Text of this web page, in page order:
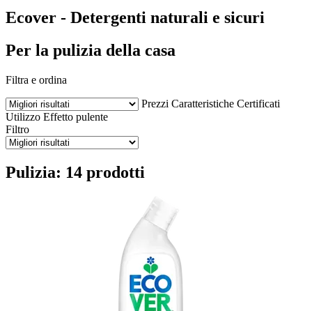
Ecover - Detergenti naturali e sicuri
Per la pulizia della casa
Filtra e ordina
Prezzi Caratteristiche Certificati
Utilizzo Effetto pulente
Filtro
Pulizia: 14 prodotti